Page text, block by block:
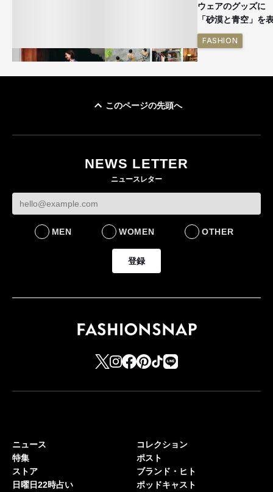
ケットなど7型を発売
をラインナップ
ウェアのグッズ
「砂漠と青空」を
FASHION
このページの先頭へ
NEWS LETTER
ニュースレター
MEN WOMEN OTHER
登録
ニュース
特集
ストア
日曜日22時占い
コレクション
ポスト
ブランド・ヒト
ポッドキャスト